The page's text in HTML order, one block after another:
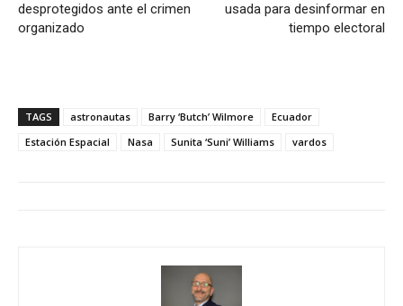
desprotegidos ante el crimen
organizado
usada para desinformar en
tiempo electoral
TAGS astronautas Barry ‘Butch’ Wilmore
Ecuador
Estación Espacial
Nasa Sunita ‘Suni’ Williams vardos